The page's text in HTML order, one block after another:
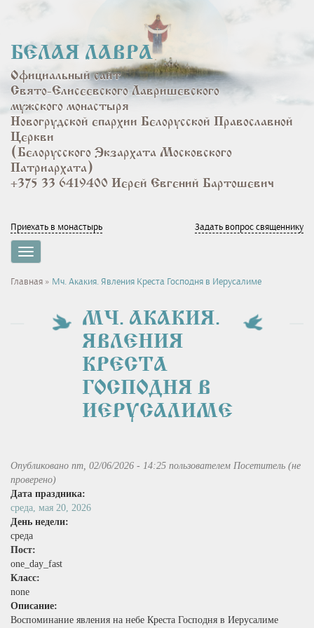
основному
содержанию
БЕЛАЯ ЛАВРА
Официальный сайт
Свято-Елисеевского Лавришевского
мужского монастыря
Новогрудской епархии Белорусской Православной
Церкви
(Белорусского Экзархата Московского
Патриархата)
+375 33 6419400 Иерей Евгений Бартошевич
Приехать в монастырь Задать вопрос священнику
Toggle
navigation
Вы
Главная » Мч. Акакия. Явления Креста Господня в Иерусалиме
МЧ. АКАКИЯ.
ЯВЛЕНИЯ
КРЕСТА
ГОСПОДНЯ В
ИЕРУСАЛИМЕ
Опубликовано пт, 02/06/2026 - 14:25 пользователем Посетитель (не
проверено)
Дата праздника:
среда, мая 20, 2026
День недели:
среда
Пост:
one_day_fast
Класс:
none
Описание:
Воспоминание явления на небе Креста Господня в Иерусалиме